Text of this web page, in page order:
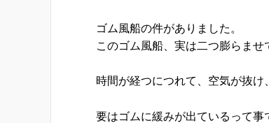
ゴム風船の件がありました。
このゴム風船、実は二つ膨らま
時間が経つにつれて、空気が抜け
要はゴムに緩みが出ているって事